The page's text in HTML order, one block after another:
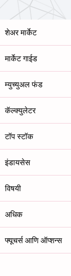
शेअर मार्केट
मार्केट गाईड
म्युच्युअल फंड
कॅल्क्युलेटर
टॉप स्टॉक
इंडायसेस
विषयी
अधिक
फ्यूचर्स आणि ऑप्शन्स